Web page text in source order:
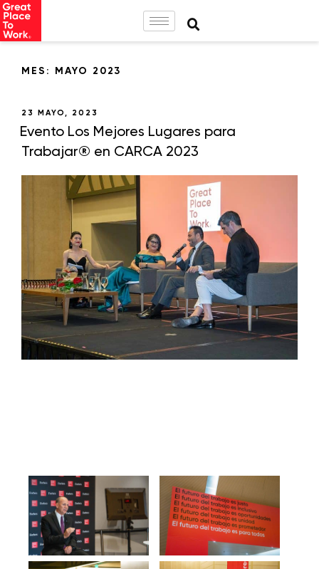
MES: MAYO 2023
23 MAYO, 2023
Evento Los Mejores Lugares para
Trabajar® en CARCA 2023